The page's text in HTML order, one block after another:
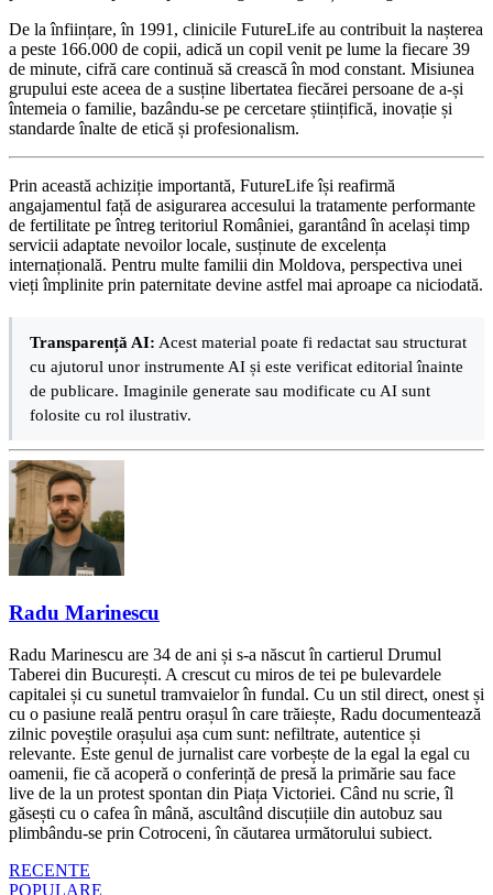
De la înființare, în 1991, clinicile FutureLife au contribuit la nașterea
a peste 166.000 de copii, adică un copil venit pe lume la fiecare 39
de minute, cifră care continuă să crească în mod constant. Misiunea
grupului este aceea de a susține libertatea fiecărei persoane de a-și
întemeia o familie, bazându-se pe cercetare științifică, inovație și
standarde înalte de etică și profesionalism.
Prin această achiziție importantă, FutureLife își reafirmă
angajamentul față de asigurarea accesului la tratamente performante
de fertilitate pe întreg teritoriul României, garantând în același timp
servicii adaptate nevoilor locale, susținute de excelența
internațională. Pentru multe familii din Moldova, perspectiva unei
vieți împlinite prin paternitate devine astfel mai aproape ca niciodată.
Transparență AI: Acest material poate fi redactat sau structurat
cu ajutorul unor instrumente AI și este verificat editorial înainte
de publicare. Imaginile generate sau modificate cu AI sunt
folosite cu rol ilustrativ.
Radu Marinescu
Radu Marinescu are 34 de ani și s-a născut în cartierul Drumul
Taberei din București. A crescut cu miros de tei pe bulevardele
capitalei și cu sunetul tramvaielor în fundal. Cu un stil direct, onest și
cu o pasiune reală pentru orașul în care trăiește, Radu documentează
zilnic poveștile orașului așa cum sunt: nefiltrate, autentice și
relevante. Este genul de jurnalist care vorbește de la egal la egal cu
oamenii, fie că acoperă o conferință de presă la primărie sau face
live de la un protest spontan din Piața Victoriei. Când nu scrie, îl
găsești cu o cafea în mână, ascultând discuțiile din autobuz sau
plimbându-se prin Cotroceni, în căutarea următorului subiect.
RECENTE
POPULARE